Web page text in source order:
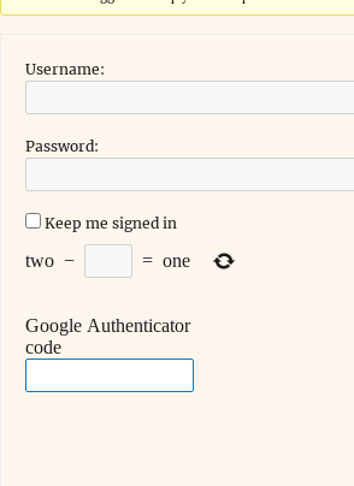
Username:
Password:
Keep me signed in
two − = one
Google Authenticator
code